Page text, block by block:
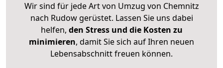
Wir sind für jede Art von Umzug von Chemnitz
nach Rudow gerüstet. Lassen Sie uns dabei
helfen, den Stress und die Kosten zu
minimieren, damit Sie sich auf Ihren neuen
Lebensabschnitt freuen können.